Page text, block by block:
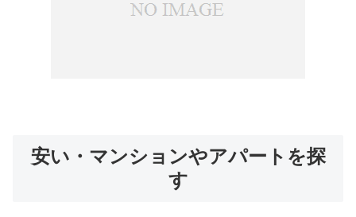
安い・マンションやアパートを探
す